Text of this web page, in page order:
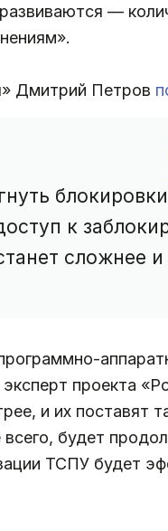
—
Дмитрий Петров
к
сложнее
проекта
и их поставят
всего, будет
ТСПУ будет